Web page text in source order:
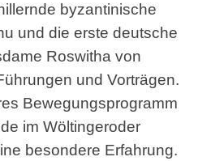
byzantinische
und die erste deutsche
Roswitha von
und Vorträgen.
Bewegungsprogramm
im Wöltingeroder
besondere Erfahrung.